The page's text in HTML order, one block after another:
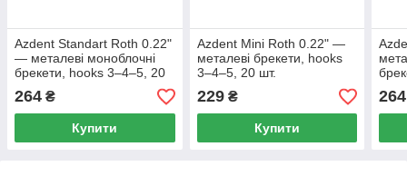
Azdent Standart Roth 0.22"
— металеві моноблочні
брекети, hooks 3–4–5, 20
шт.
264 ₴
Купити
Azdent Mini Roth 0.22" —
металеві брекети, hooks
3–4–5, 20 шт.
229₴
Купити
шт.
264